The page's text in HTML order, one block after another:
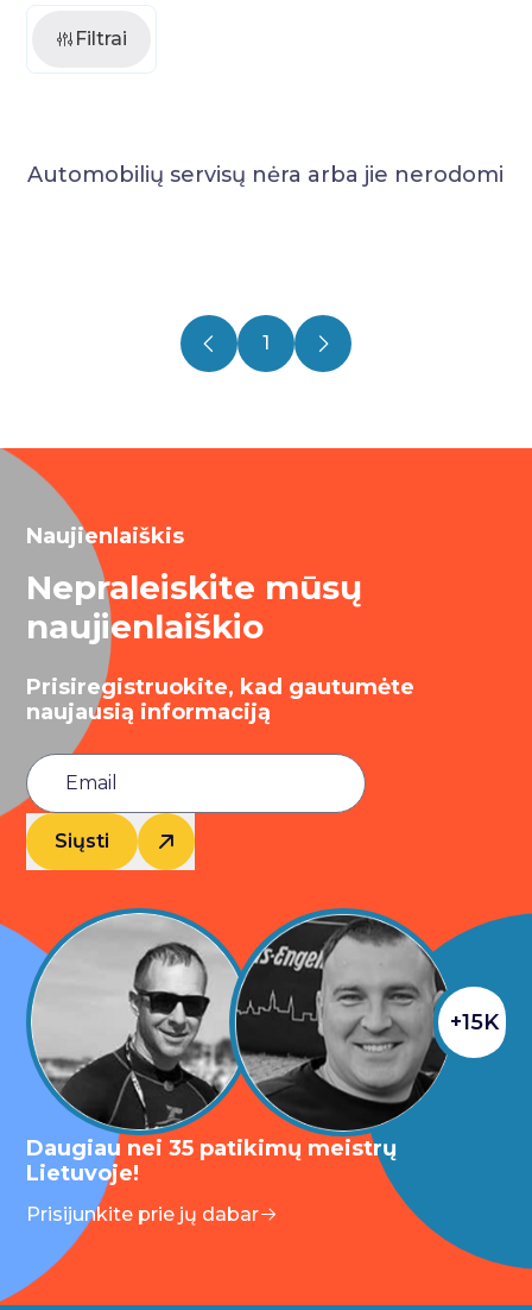
Filtrai
Automobilių servisų nėra arba jie nerodomi
1
Naujienlaiškis
Nepraleiskite mūsų
naujienlaiškio
Prisiregistruokite, kad gautumėte
naujausią informaciją
Siųsti
+15K
Daugiau nei 35 patikimų meistrų
Lietuvoje!
Prisijunkite prie jų dabar